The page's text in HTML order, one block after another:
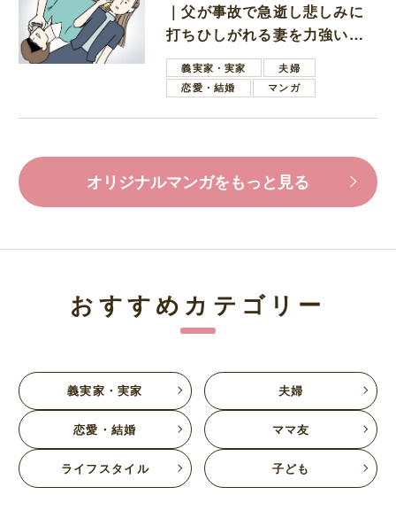
｜父が事故で急逝し悲しみに
打ちひしがれる妻を力強い言
葉で励ます夫
義実家・実家
夫婦
恋愛・結婚
マンガ
オリジナルマンガをもっと見る
おすすめカテゴリー
義実家・実家 夫婦
恋愛・結婚 ママ友
ライフスタイル 子ども